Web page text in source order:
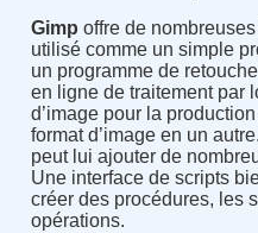
Gimp offre de
utilisé comme un simple
un programme de
en ligne de traitement par
d’image pour la
format d’image en un
peut lui ajouter de
Une interface de scripts
créer des procédures, les
opérations.